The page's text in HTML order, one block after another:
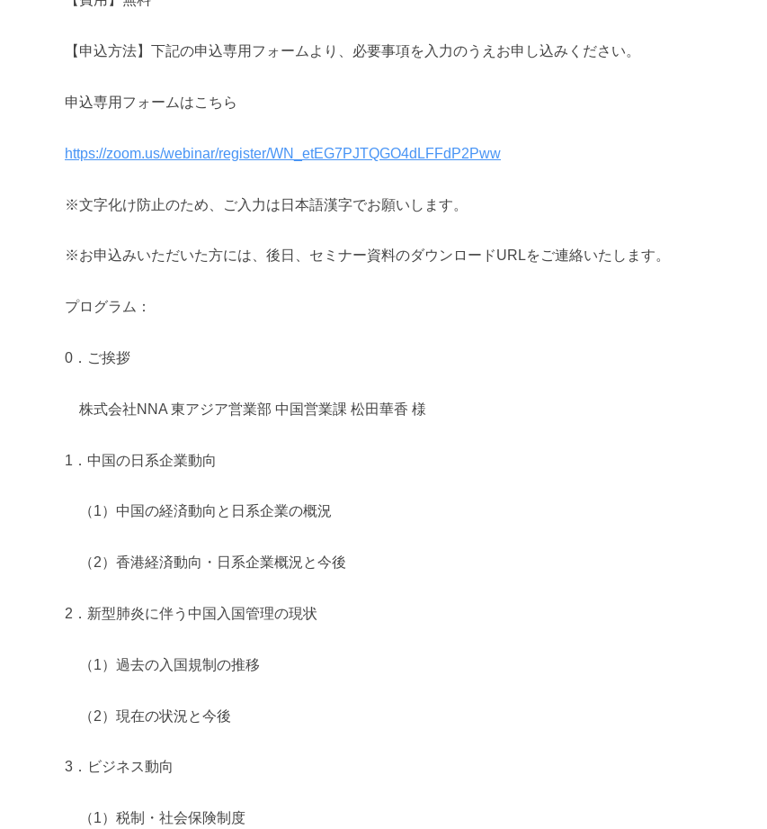
【申込方法】下記の申込専用フォームより、必要事項を入力のうえお申し込みください。
申込専用フォームはこちら
https://zoom.us/webinar/register/WN_etEG7PJTQGO4dLFFdP2Pww
※文字化け防止のため、ご入力は日本語漢字でお願いします。
※お申込みいただいた方には、後日、セミナー資料のダウンロードURLをご連絡いたします。
プログラム：
0．ご挨拶
株式会社NNA 東アジア営業部 中国営業課 松田華香 様
1．中国の日系企業動向
（1）中国の経済動向と日系企業の概況
（2）香港経済動向・日系企業概況と今後
2．新型肺炎に伴う中国入国管理の現状
（1）過去の入国規制の推移
（2）現在の状況と今後
3．ビジネス動向
（1）税制・社会保険制度